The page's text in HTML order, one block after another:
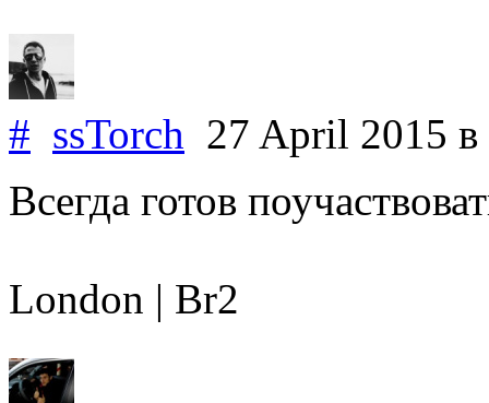
# ssTorch 27 April 2015 в
Всегда готов
London | Br2